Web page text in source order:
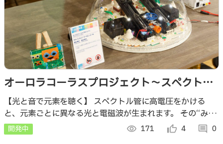
オーロラコーラスプロジェクト～スペクトル
管の元素の違いで奏でられる光と音の楽器を
つくる～
【光と音で元素を聴く】 スペクトル管に高電圧をかける
と、元素ごとに異なる光と電磁波が生まれます。 その“みえ
ない音”を手がかりに、元素の違いを奏でる楽器を制作して
います。
開発中 visibility 171 thumb_up_alt 4 comment 0